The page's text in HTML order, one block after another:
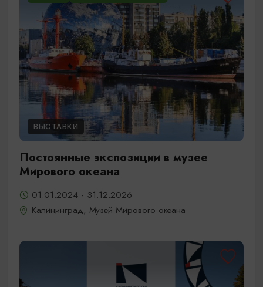
ВЫСТАВКИ
Постоянные экспозиции в музее
Мирового океана
01.01.2024 - 31.12.2026
Калининград, Музей Мирового океана